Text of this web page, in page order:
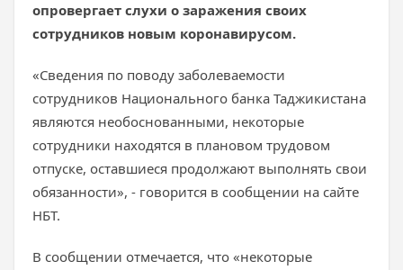
опровергает слухи о заражения своих
сотрудников новым коронавирусом.
«Сведения по поводу заболеваемости
сотрудников Национального банка Таджикистана
являются необоснованными, некоторые
сотрудники находятся в плановом трудовом
отпуске, оставшиеся продолжают выполнять свои
обязанности», - говорится в сообщении на сайте
НБТ.
В сообщении отмечается, что «некоторые